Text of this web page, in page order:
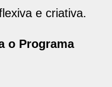
e criativa.
o Programa